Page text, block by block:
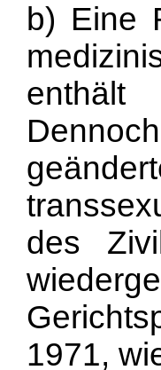
b) Eine
enthält
des
1971,